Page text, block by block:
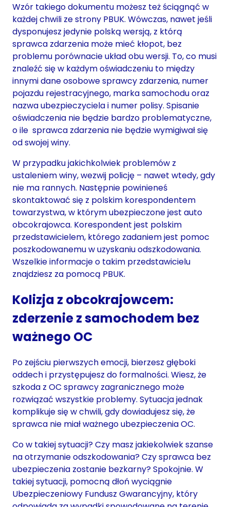
Wzór takiego dokumentu możesz też ściągnąć w
każdej chwili ze strony PBUK. Wówczas, nawet jeśli
dysponujesz jedynie polską wersją, z którą
sprawca zdarzenia może mieć kłopot, bez
problemu porównacie układ obu wersji. To, co musi
znaleźć się w każdym oświadczeniu to między
innymi dane osobowe sprawcy zdarzenia, numer
pojazdu rejestracyjnego, marka samochodu oraz
nazwa ubezpieczyciela i numer polisy. Spisanie
oświadczenia nie będzie bardzo problematyczne,
o ile sprawca zdarzenia nie będzie wymigiwał się
od swojej winy.
W przypadku jakichkolwiek problemów z
ustaleniem winy, wezwij policję – nawet wtedy, gdy
nie ma rannych. Następnie powinieneś
skontaktować się z polskim korespondentem
towarzystwa, w którym ubezpieczone jest auto
obcokrajowca. Korespondent jest polskim
przedstawicielem, którego zadaniem jest pomoc
poszkodowanemu w uzyskaniu odszkodowania.
Wszelkie informacje o takim przedstawicielu
znajdziesz za pomocą PBUK.
Kolizja z obcokrajowcem:
zderzenie z samochodem bez
ważnego OC
Po zejściu pierwszych emocji, bierzesz głęboki
oddech i przystępujesz do formalności. Wiesz, że
szkoda z OC sprawcy zagranicznego może
rozwiązać wszystkie problemy. Sytuacja jednak
komplikuje się w chwili, gdy dowiadujesz się, że
sprawca nie miał ważnego ubezpieczenia OC.
Co w takiej sytuacji? Czy masz jakiekolwiek szanse
na otrzymanie odszkodowania? Czy sprawca bez
ubezpieczenia zostanie bezkarny? Spokojnie. W
takiej sytuacji, pomocną dłoń wyciągnie
Ubezpieczeniowy Fundusz Gwarancyjny, który